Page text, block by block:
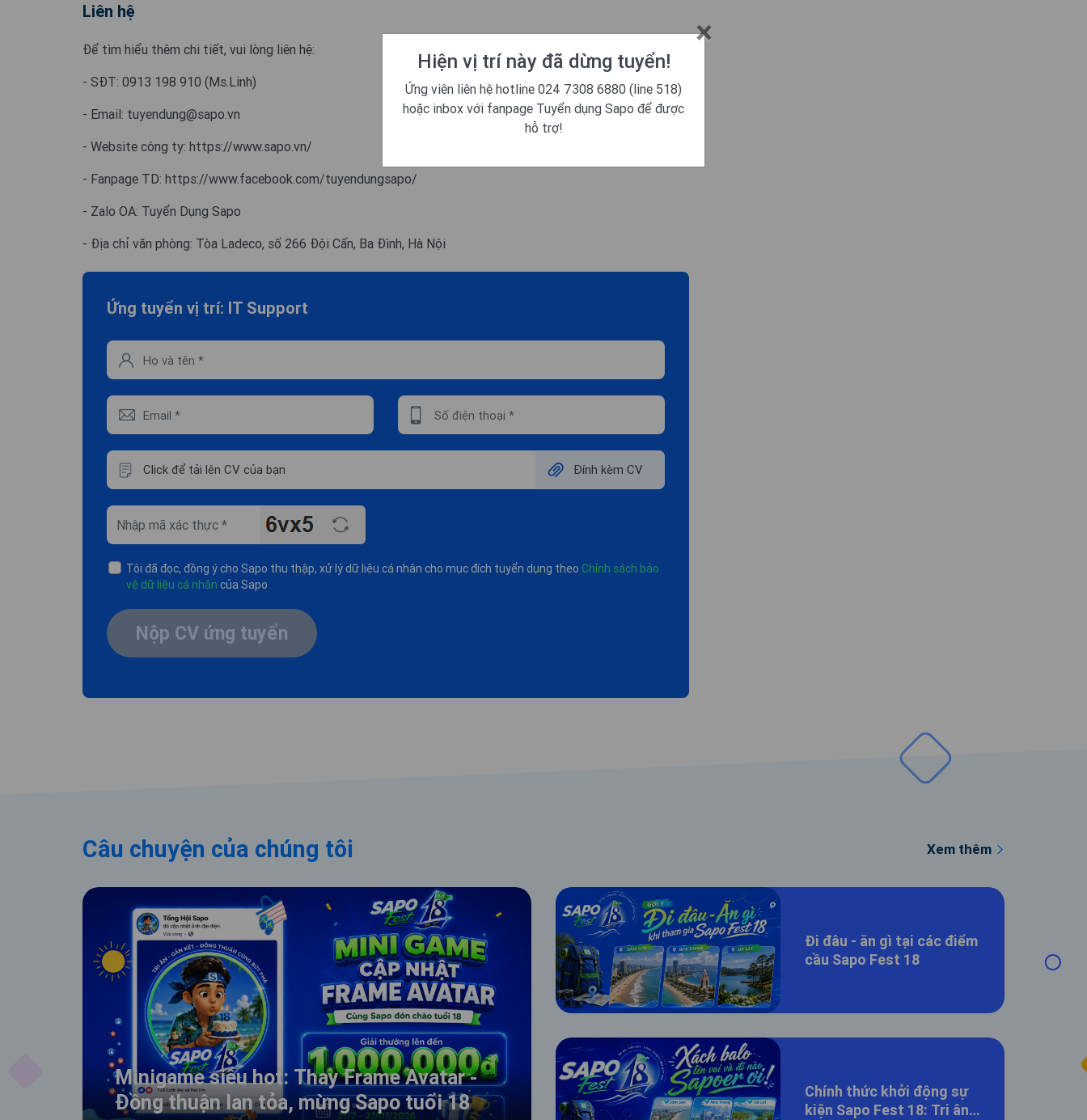
Liên hệ
Để tìm hiểu thêm chi tiết, vui lòng liên hệ:
- SĐT: 0913 198 910 (Ms.Linh)
- Email: tuyendung@sapo.vn
- Website công ty: https://www.sapo.vn/
- Fanpage TD: https://www.facebook.com/tuyendungsapo/
- Zalo OA: Tuyển Dụng Sapo
- Địa chỉ văn phòng: Tòa Ladeco, số 266 Đội Cấn, Ba Đình, Hà Nội
Ứng tuyển vị trí: IT Support
Click để tải lên CV của bạn
Tôi đã đọc, đồng ý cho Sapo thu thập, xử lý dữ liệu cá nhân cho mục đích tuyển dụng theo Chính sách bảo
vệ dữ liệu cá nhân của Sapo
Nộp CV ứng tuyển
Câu chuyện của chúng tôi Xem thêm
Minigame siêu hot: Thay Frame Avatar -
Đồng thuận lan tỏa, mừng Sapo tuổi 18
Đi đâu - ăn gì tại các điểm
cầu Sapo Fest 18
Chính thức khởi động sự
kiện Sapo Fest 18: Tri ân
×
Hiện vị trí này đã dừng tuyển!
Ứng viên liên hệ hotline 024 7308 6880 (line 518)
hoặc inbox với fanpage Tuyển dụng Sapo để được
hỗ trợ!